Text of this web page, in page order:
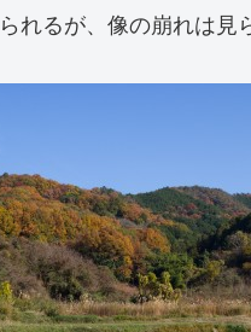
れるが、像の崩れは見